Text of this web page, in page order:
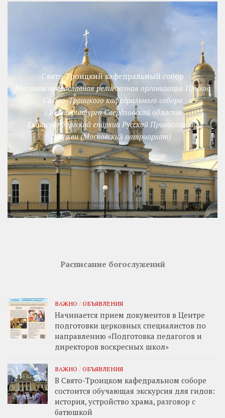
Свято-Троицкий кафедральный собор
Местная православная религиозная организация Приход
Свято-Троицкого кафедрального собора
г.Екатеринбурга Свердловской области
Екатеринбургской епархии Русской Православной
Церкви (Московский патриархат)
Расписание богослужений
ВАЖНО / ОБЪЯВЛЕНИЯ
Начинается прием документов в Центре
подготовки церковных специалистов по
направлению «Подготовка педагогов и
директоров воскресных школ»
ВАЖНО / ОБЪЯВЛЕНИЯ
В Свято-Троицком кафедральном соборе
состоится обучающая экскурсия для гидов:
история, устройство храма, разговор с
батюшкой